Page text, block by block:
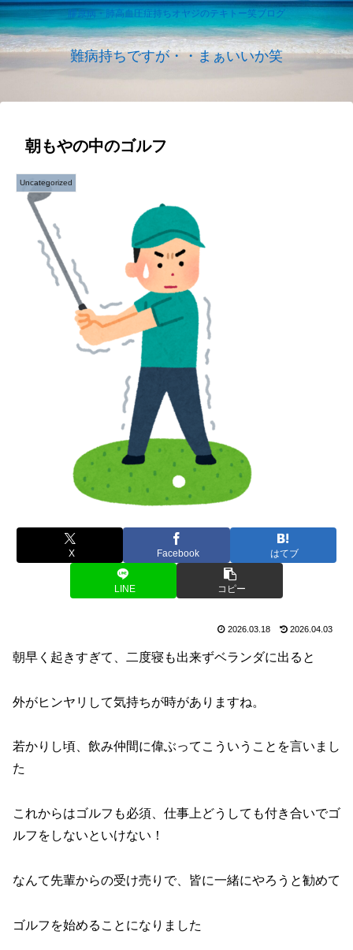
膠原病・肺高血圧症持ちオヤジのテキトー笑ブログ
難病持ちですが・・まぁいいか笑
朝もやの中のゴルフ
Uncategorized
X Facebook はてブ
LINE コピー
2026.03.18 2026.04.03
朝早く起きすぎて、二度寝も出来ずベランダに出ると
外がヒンヤリして気持ちが時がありますね。
若かりし頃、飲み仲間に偉ぶってこういうことを言いまし
た
これからはゴルフも必須、仕事上どうしても付き合いでゴ
ルフをしないといけない！
なんて先輩からの受け売りで、皆に一緒にやろうと勧めて
ゴルフを始めることになりました